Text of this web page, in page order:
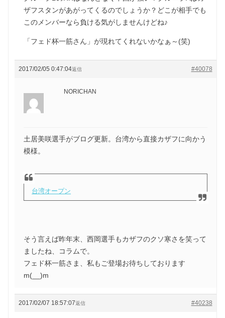
ザフスタンがあがってくるのでしょうか？どこが相手でも
このメンバーなら負ける気がしませんけどね♪
「フェド杯一筋さん」が現れてくれないかなぁ～(笑)
2017/02/05 0:47:04 #40078
返信
NORICHAN
土居美咲選手がブログ更新。台湾から直接カザフに向かう
模様。
台湾オープン
そう言えば昨年末、西岡選手もカザフのクソ寒さを笑って
ましたね、コラムで。
フェド杯一筋さま、私もご登場お待ちしております
m(__)m
2017/02/07 18:57:07 #40238
返信